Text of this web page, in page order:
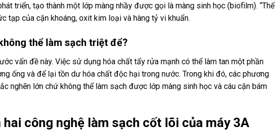
triển, tạo thành một lớp màng nhầy được gọi là màng sinh học (biofilm). “Thế
tạp của cặn khoáng, oxit kim loại và hàng tỷ vi khuẩn.
thể làm sạch triệt để?
vấn đề này. Việc sử dụng hóa chất tẩy rửa mạnh có thể làm tan một phần
ống và để lại tồn dư hóa chất độc hại trong nước. Trong khi đó, các phương
nghẽn lớn chứ không thể làm sạch được lớp màng sinh học và cáu cặn bám
hai công nghệ làm sạch cốt lõi của máy 3A